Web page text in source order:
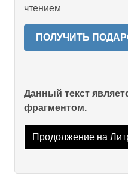
чтением
ПОЛУЧИТЬ
Данный текст
фрагментом.
Продолжение на